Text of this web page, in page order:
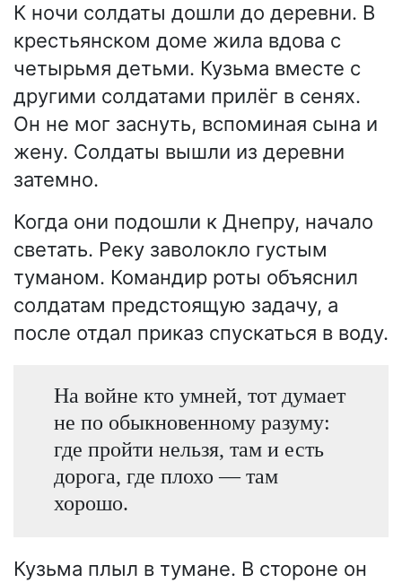
К ночи солдаты дошли до деревни. В
крестьянском доме жила вдова с
четырьмя детьми. Кузьма вместе с
другими солдатами прилёг в сенях.
Он не мог заснуть, вспоминая сына и
жену. Солдаты вышли из деревни
затемно.
Когда они подошли к Днепру, начало
светать. Реку заволокло густым
туманом. Командир роты объяснил
солдатам предстоящую задачу, а
после отдал приказ спускаться в воду.
На войне кто умней, тот думает
не по обыкновенному разуму:
где пройти нельзя, там и есть
дорога, где плохо — там
хорошо.
Кузьма плыл в тумане. В стороне он